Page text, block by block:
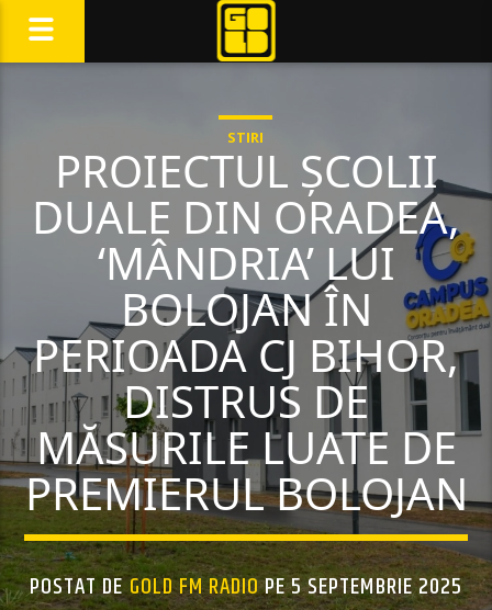
STIRI
PROIECTUL ȘCOLII
DUALE DIN ORADEA,
‘MÂNDRIA’ LUI
BOLOJAN ÎN
PERIOADA CJ BIHOR,
DISTRUS DE
MĂSURILE LUATE DE
PREMIERUL BOLOJAN
POSTAT DEGOLD FM RADIOPE 5 SEPTEMBRIE 2025